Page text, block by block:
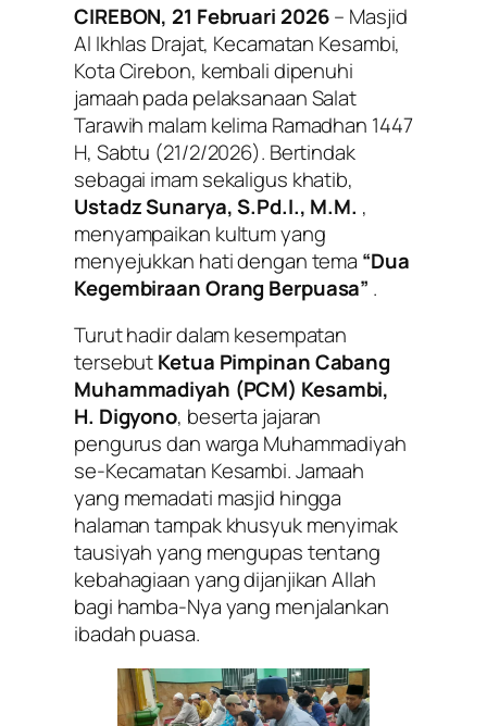
CIREBON, 21 Februari 2026– Masjid
Al Ikhlas Drajat, Kecamatan Kesambi,
Kota Cirebon, kembali dipenuhi
jamaah pada pelaksanaan Salat
Tarawih malam kelima Ramadhan 1447
H, Sabtu (21/2/2026). Bertindak
sebagai imam sekaligus khatib,
Ustadz Sunarya, S.Pd.I., M.M. ,
menyampaikan kultum yang
menyejukkan hati dengan tema “Dua
Kegembiraan Orang Berpuasa” .
Turut hadir dalam kesempatan
tersebutKetua Pimpinan Cabang
Muhammadiyah (PCM) Kesambi,
H. Digyono, beserta jajaran
pengurus dan warga Muhammadiyah
se-Kecamatan Kesambi. Jamaah
yang memadati masjid hingga
halaman tampak khusyuk menyimak
tausiyah yang mengupas tentang
kebahagiaan yang dijanjikan Allah
bagi hamba-Nya yang menjalankan
ibadah puasa.